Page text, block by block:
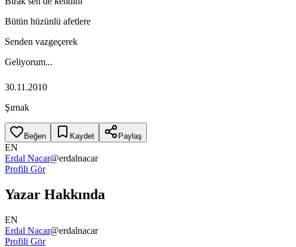
Bütün hüzünlü afetlere
Senden vazgeçerek
Geliyorum...
30.11.2010
Şırnak
Beğen Kaydet Paylaş
EN
Erdal Nacar@erdalnacar
Profili Gör
Yazar Hakkında
EN
Erdal Nacar@erdalnacar
Profili Gör